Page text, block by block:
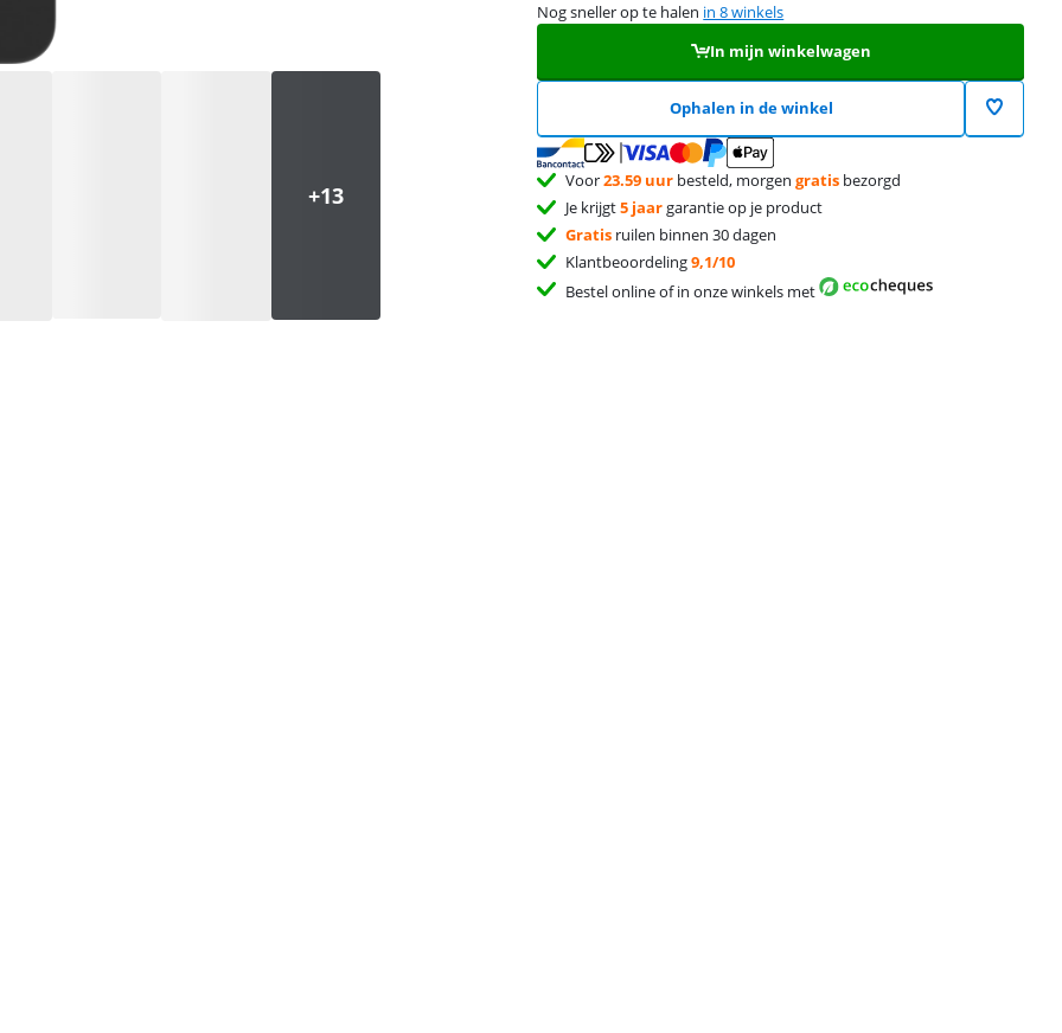
Nog sneller op te halen in 8 winkels
In mijn winkelwagen
Ophalen in de winkel
Voor23.59 uur besteld, morgengratis bezorgd
Je krijgt5 jaargarantie op je product
Gratis ruilen binnen 30 dagen
Klantbeoordeling9,1/10
Bestel online of in onze winkels met